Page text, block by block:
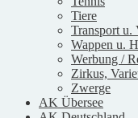
Tiere
Transport u.
Wappen u.
Werbung /
Zirkus,
Zwerge
AK Übersee